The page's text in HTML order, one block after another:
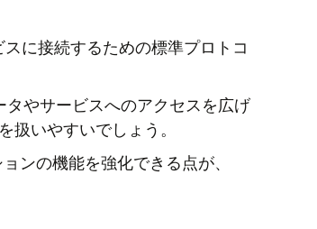
に接続するための標準プロトコ
やサービスへのアクセスを広げ
扱いやすいでしょう。
ンの機能を強化できる点が、